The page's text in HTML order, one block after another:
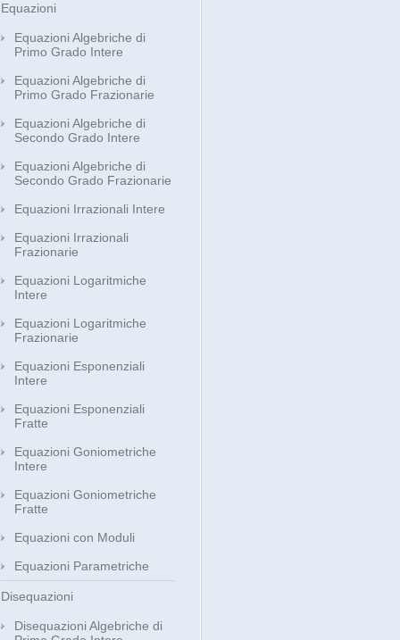
Equazioni
Equazioni Algebriche di
Primo Grado Intere
Equazioni Algebriche di
Primo Grado Frazionarie
Equazioni Algebriche di
Secondo Grado Intere
Equazioni Algebriche di
Secondo Grado Frazionarie
Equazioni Irrazionali Intere
Equazioni Irrazionali
Frazionarie
Equazioni Logaritmiche
Intere
Equazioni Logaritmiche
Frazionarie
Equazioni Esponenziali
Intere
Equazioni Esponenziali
Fratte
Equazioni Goniometriche
Intere
Equazioni Goniometriche
Fratte
Equazioni con Moduli
Equazioni Parametriche
Disequazioni
Disequazioni Algebriche di